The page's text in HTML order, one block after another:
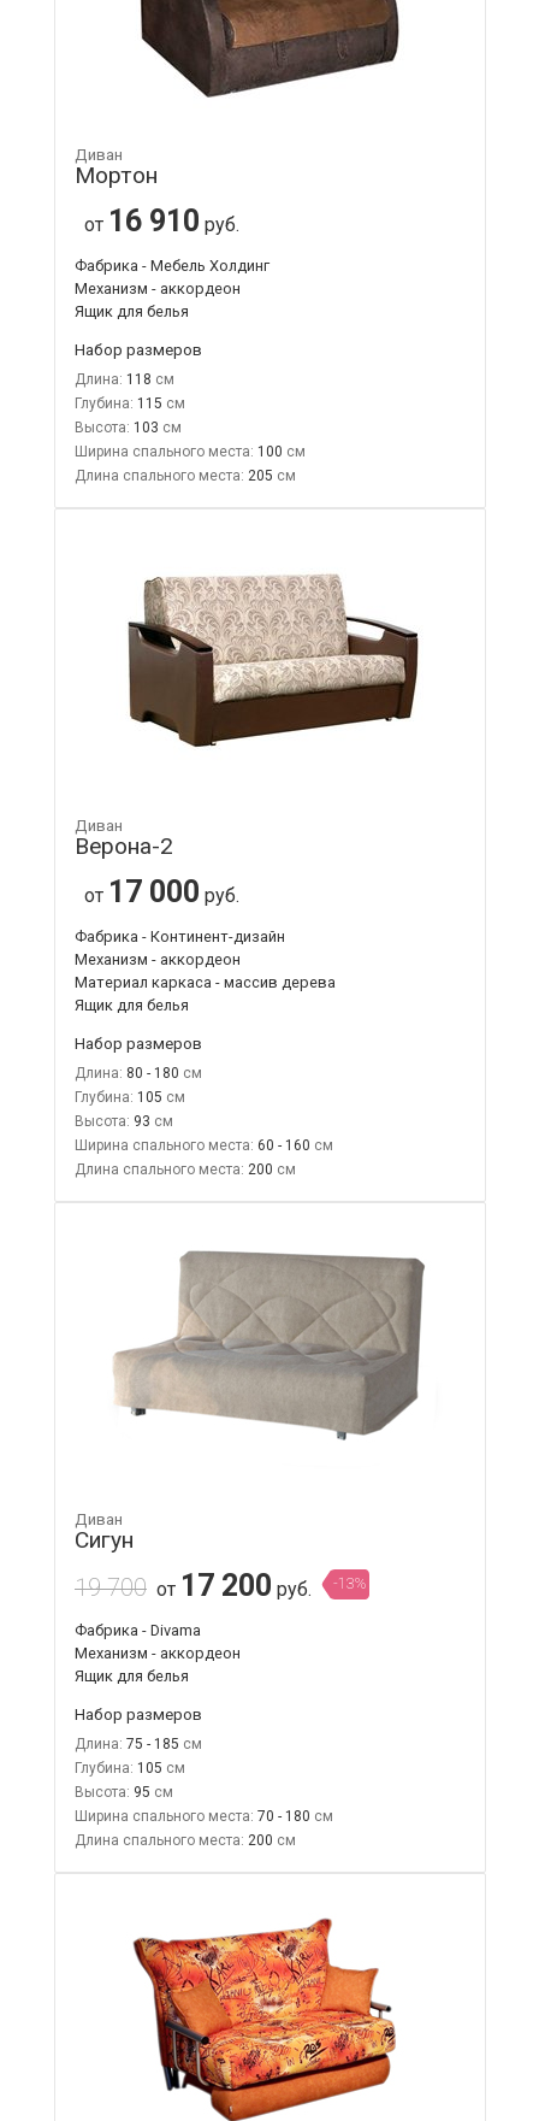
Диван
Мортон
от 16 910 руб.
Фабрика - Мебель Холдинг
Механизм - аккордеон
Ящик для белья
Набор размеров
Длина: 118
Глубина: 115
Высота: 103
Ширина спального места: 100
Длина спального места: 205
Диван
Верона-2
от 17 000 руб.
Фабрика - Континент-дизайн
Механизм - аккордеон
Материал каркаса - массив дерева
Ящик для белья
Набор размеров
Длина: 80 - 180
Глубина: 105
Высота: 93
Ширина спального места: 60 - 160
Длина спального места: 200
Диван
Сигун
19 700 от 17 200 руб. -13%
Фабрика - Divama
Механизм - аккордеон
Ящик для белья
Набор размеров
Длина: 75 - 185
Глубина: 105
Высота: 95
Ширина спального места: 70 - 180
Длина спального места: 200